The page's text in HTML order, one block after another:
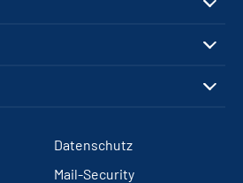
Datenschutz
Mail-Security